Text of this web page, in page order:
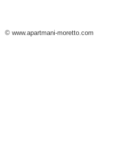
© www.apartmani-moretto.com